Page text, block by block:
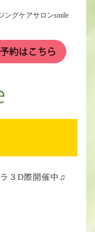
ングケアサロンsmile
３D際開催中♫